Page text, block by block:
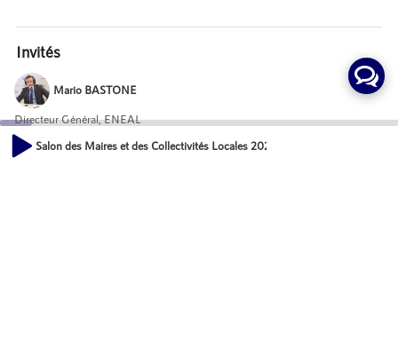
Invités
Mario BASTONE
Directeur Général, ENEAL
Salon des Maires et des Collectivités Locales 2021 - Accompagner par le